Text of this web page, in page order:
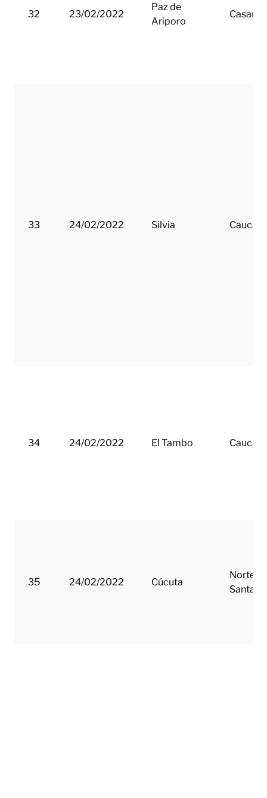
32 23/02/2022
Paz de
Ariporo
33 24/02/2022 Silvia Cauca
34 24/02/2022 El Tambo Cauca
35 24/02/2022 Cúcuta
Norte